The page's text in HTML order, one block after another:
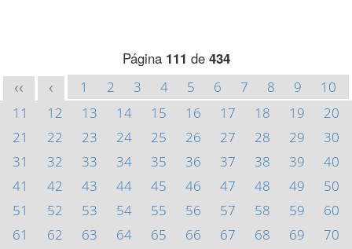
Página 111 de 434
<< < 1 2 3 4 5 6 7 8 9
10
11
12 13 14 15 16 17 18 19
20
21
22 23 24 25 26 27 28 29
30
31
32 33 34 35 36 37 38 39
40
41
42 43 44 45 46 47 48 49
50
51
52 53 54 55 56 57 58 59
60
61
62 63 64 65 66 67 68 69
70